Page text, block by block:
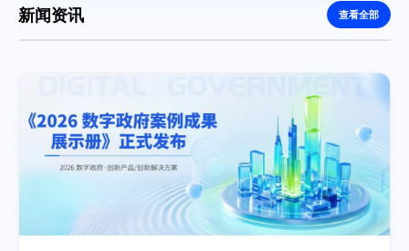
么，怎么才能做到真正的“陪伴”？能破局的方案都需要什么
能力？下面这个视频告诉你答案~ 0:00 /3:14 1× 7.17-
新闻资讯 查看全部